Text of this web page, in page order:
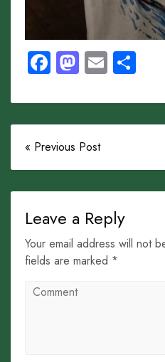
Facebook
Mastodon
Email
« Previous Post
Leave a Reply
Your email address will not
fields are marked *